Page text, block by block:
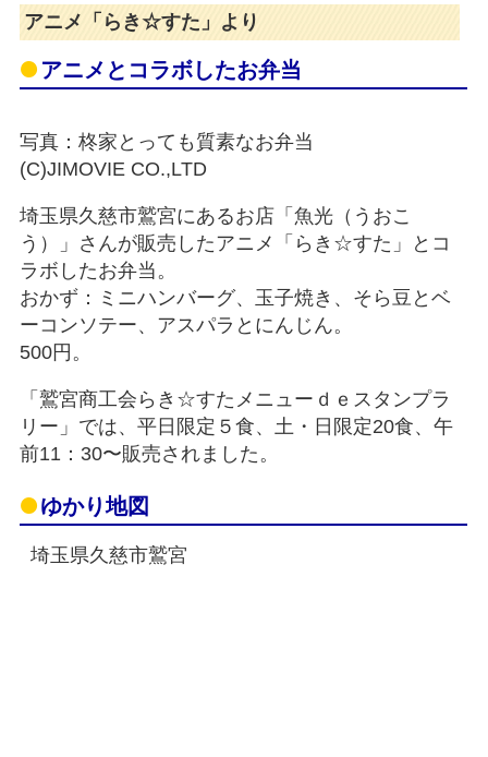
アニメ「らき☆すた」より
アニメとコラボしたお弁当
写真：柊家とっても質素なお弁当
(C)JIMOVIE CO.,LTD
埼玉県久慈市鷲宮にあるお店「魚光（うおこ
う）」さんが販売したアニメ「らき☆すた」とコ
ラボしたお弁当。
おかず：ミニハンバーグ、玉子焼き、そら豆とベ
ーコンソテー、アスパラとにんじん。
500円。
「鷲宮商工会らき☆すたメニューｄｅスタンプラ
リー」では、平日限定５食、土・日限定20食、午
前11：30〜販売されました。
ゆかり地図
埼玉県久慈市鷲宮